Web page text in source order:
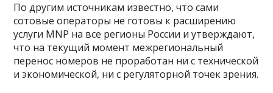
По другим источникам известно, что сами
сотовые операторы не готовы к расширению
услуги MNP на все регионы России и утверждают,
что на текущий момент межрегиональный
перенос номеров не проработан ни с технической
и экономической, ни с регуляторной точек зрения.